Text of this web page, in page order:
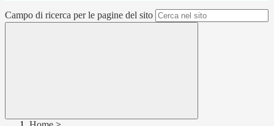
Campo di ricerca per le pagine del sito